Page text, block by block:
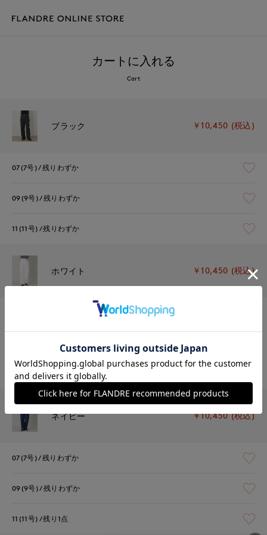
カートに入れる
Cart
ブラック ￥10,450 (税込)
07(7号) 残りわずか
09(9号) 残りわずか
11(11号) 残りわずか
ホワイト ￥10,450 (税込)
残りわずか
11(11号) 残りわずか
ネイビー ￥10,450 (税込)
07(7号) 残りわずか
09(9号) 残りわずか
11(11号) 残り1点